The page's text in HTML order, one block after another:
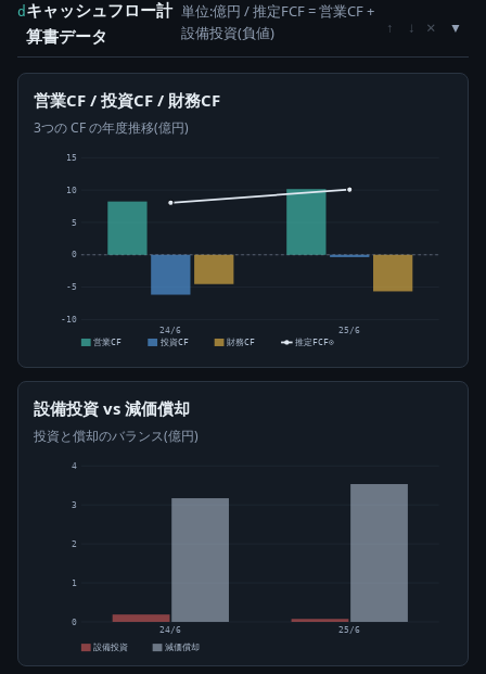
d キャッシュフロー計
算書データ
単位:億円 / 推定FCF = 営業CF +
設備投資(負値)
↑ ↓ ×
営業CF / 投資CF / 財務CF
3つの CF の年度推移(億円)
-10
-5
0
5
10
15
24/6
25/6
営業CF
投資CF 財務CF 推定FCF⊙
設備投資 vs 減価償却
投資と償却のバランス(億円)
0
1
2
3
4
24/6
25/6
設備投資
減価償却